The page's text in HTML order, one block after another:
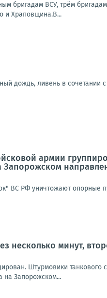
бригадам ВСУ, трём
и Храповщина.В...
дождь, ливень в сочетании
армии
ВС РФ уничтожают опорные
несколько минут,
Штурмовики танкового
на Запорожском...